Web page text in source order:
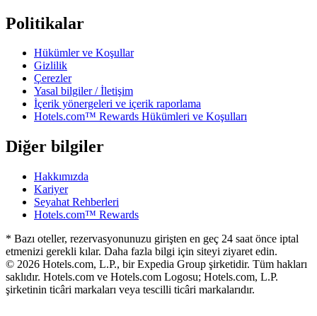
Politikalar
Hükümler ve Koşullar
Gizlilik
Çerezler
Yasal bilgiler / İletişim
İçerik yönergeleri ve içerik raporlama
Hotels.com™ Rewards Hükümleri ve Koşulları
Diğer bilgiler
Hakkımızda
Kariyer
Seyahat Rehberleri
Hotels.com™ Rewards
* Bazı oteller, rezervasyonunuzu girişten en geç 24 saat önce iptal
etmenizi gerekli kılar. Daha fazla bilgi için siteyi ziyaret edin.
© 2026 Hotels.com, L.P., bir Expedia Group şirketidir. Tüm hakları
saklıdır. Hotels.com ve Hotels.com Logosu; Hotels.com, L.P.
şirketinin ticâri markaları veya tescilli ticâri markalarıdır.